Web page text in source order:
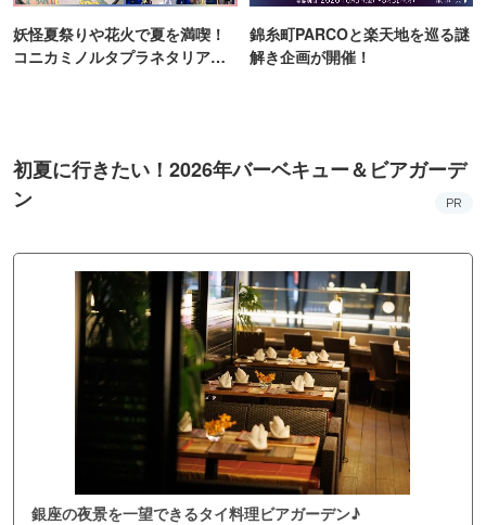
妖怪夏祭りや花火で夏を満喫！
コニカミノルタプラネタリア
錦糸町PARCOと楽天地を巡る謎
解き企画が開催！
初夏に行きたい！2026年バーベキュー＆ビアガーデ
ン
PR
銀座の夜景を一望できるタイ料理ビアガーデン♪